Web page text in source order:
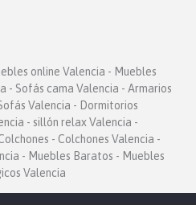
online Valencia - Muebles
- Sofás cama Valencia - Armarios
Valencia - Dormitorios
- sillón relax Valencia -
- Colchones Valencia -
- Muebles Baratos - Muebles
Valencia